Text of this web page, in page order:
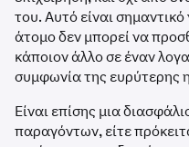
του. Αυτό είναι σημαντικό
άτομο δεν μπορεί να
κάποιον άλλο σε έναν
συμφωνία της ευρύτερης
Είναι επίσης μια
παραγόντων, είτε